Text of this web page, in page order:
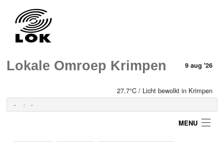
Lokale Omroep Krimpen 9 aug '26
27.7°C / Licht bewolkt in Krimpen
- -
MENU